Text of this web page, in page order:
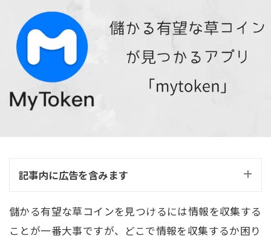
記事内に広告を含みます
儲かる有望な草コインを見つけるには情報を収集する
ことが一番大事ですが、どこで情報を収集するか困り